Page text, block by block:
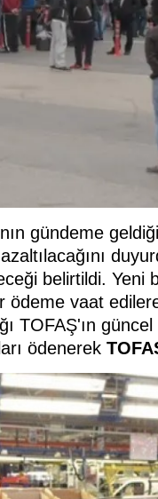
gündeme geldiği
belirtildi. Yeni
ödeme vaat
TOFAŞ'ın
ödenerek